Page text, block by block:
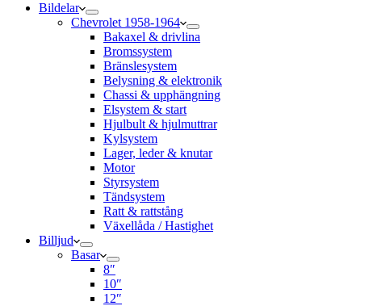
Bildelar
Chevrolet 1958-1964
Bakaxel & drivlina
Bromssystem
Bränslesystem
Belysning & elektronik
Chassi & upphängning
Elsystem & start
Hjulbult & hjulmuttrar
Kylsystem
Lager, leder & knutar
Motor
Styrsystem
Tändsystem
Ratt & rattstång
Växellåda / Hastighet
Billjud
Basar
8″
10″
12″